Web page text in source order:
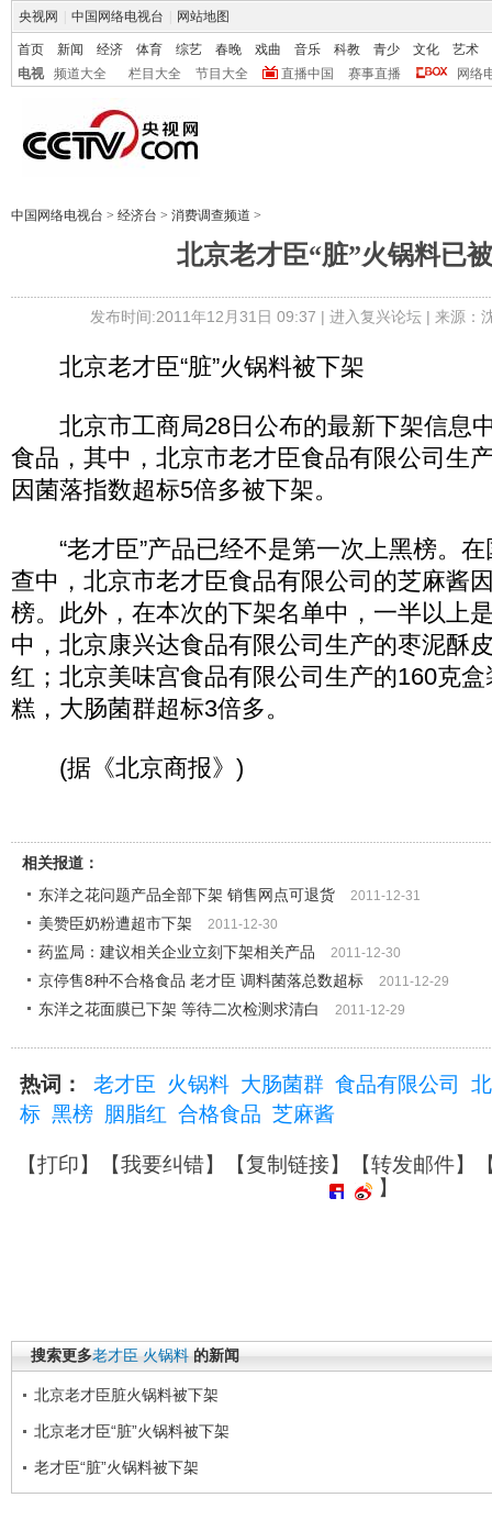
央视网 中国网络电视台 网站地图
首页 新闻 经济 体育 综艺 春晚 戏曲 音乐 科教 青少 文化
艺术
电视
频道大全 栏目大全 节目大全 直播中国 赛事直播 网络
中国网络电视台 > 经济台 > 消费调查频道 >
北京老才臣“脏”火锅料已
发布时间:2011年12月31日 09:37 | 进入复兴论坛| 来源：
北京老才臣“脏”火锅料被下架
北京市工商局28日公布的最新下架信息
食品，其中，北京市老才臣食品有限公司生
因菌落指数超标5倍多被下架。
“老才臣”产品已经不是第一次上黑榜。在
查中，北京市老才臣食品有限公司的芝麻酱
榜。此外，在本次的下架名单中，一半以上
中，北京康兴达食品有限公司生产的枣泥酥
红；北京美味宫食品有限公司生产的160克盒
糕，大肠菌群超标3倍多。
(据《北京商报》)
相关报道：
东洋之花问题产品全部下架 销售网点可退货
2011-12-31
美赞臣奶粉遭超市下架 2011-12-30
药监局：建议相关企业立刻下架相关产品 2011-12-30
京停售8种不合格食品 老才臣 调料菌落总数超标 2011-12-29
东洋之花面膜已下架 等待二次检测求清白 2011-12-29
热词： 老才臣 火锅料 大肠菌群 食品有限公司
标 黑榜 胭脂红 合格食品 芝麻酱
【打印】【我要纠错】【复制链接】【转发邮件】
】
搜索更多老才臣 火锅料 的新闻
北京老才臣脏火锅料被下架
北京老才臣“脏”火锅料被下架
老才臣“脏”火锅料被下架